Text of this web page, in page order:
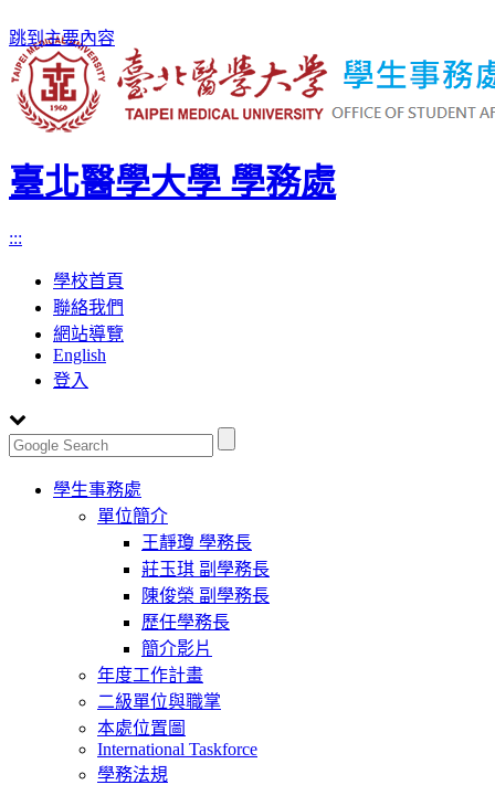
跳到主要內容
臺北醫學大學 學務處
:::
學校首頁
聯絡我們
網站導覽
English
登入
Toggle
navigation
學生事務處
單位簡介
王靜瓊 學務長
莊玉琪 副學務長
陳俊榮 副學務長
歷任學務長
簡介影片
年度工作計畫
二級單位與職掌
本處位置圖
International Taskforce
學務法規